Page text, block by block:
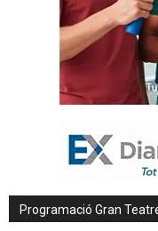
Programació Gran